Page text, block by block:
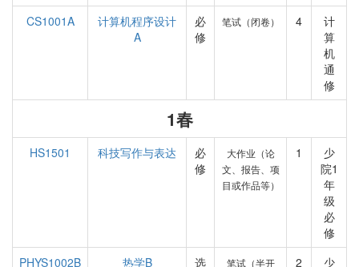
CS1001A
计算机程序设计
A
必
修
笔试（闭卷） 4
计
算
机
通
修
1春
HS1501 科技写作与表达
必
修
大作业（论
文、报告、项
目或作品等）
1
少
院1
年
级
必
修
PHYS1002B
热学B
选
笔试（半开
2
少